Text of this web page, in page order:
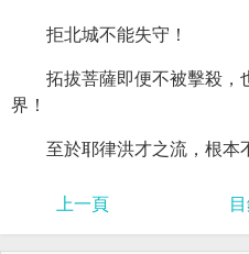
拒北城不能失守！
拓拔菩薩即便不被擊殺，
界！
至於耶律洪才之流，根本
上一頁